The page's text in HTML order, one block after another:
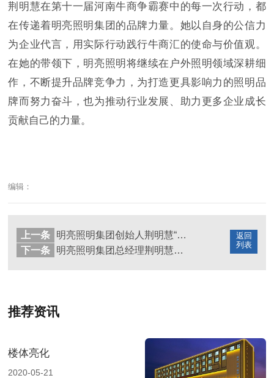
荆明慧在第十一届河南牛商争霸赛中的每一次行动，都
在传递着明亮照明集团的品牌力量。她以自身的公信力
为企业代言，用实际行动践行牛商汇的使命与价值观。
在她的带领下，明亮照明将继续在户外照明领域深耕细
作，不断提升品牌竞争力，为打造更具影响力的照明品
牌而努力奋斗，也为推动行业发展、助力更多企业成长
贡献自己的力量。
编辑：
返回
列表
上一条
明亮照明集团创始人荆明慧“光明姐姐”人物介绍
下一条
明亮照明集团总经理荆明慧荣获第十六届电子商务十大牛商天使奖
推荐资讯
楼体亮化
2020-05-21